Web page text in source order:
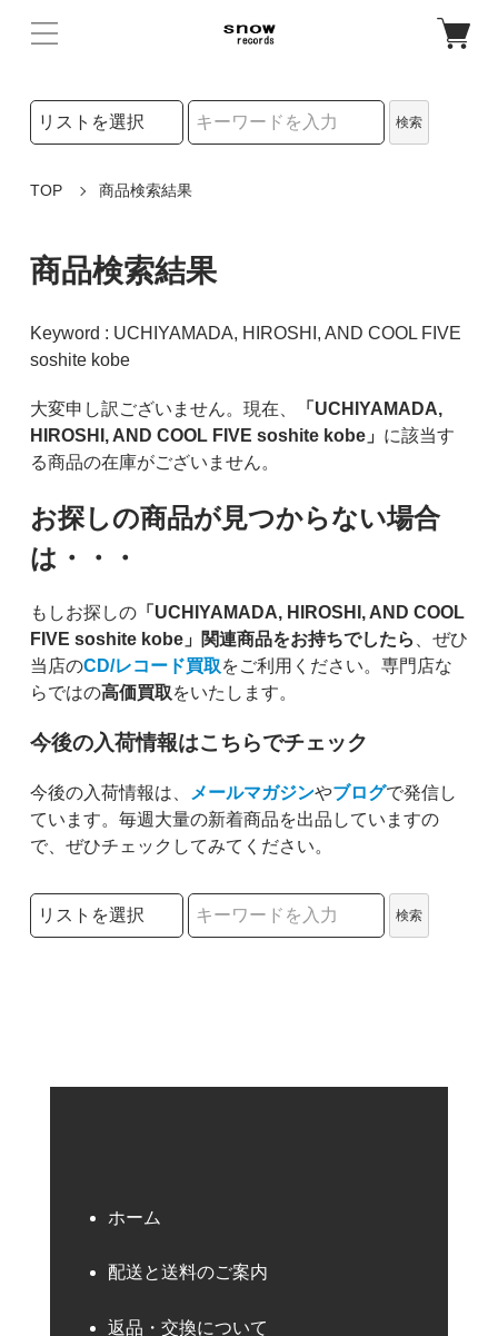
検索リストの選択
検索
TOP 商品検索結果
商品検索結果
Keyword : UCHIYAMADA, HIROSHI, AND COOL FIVE
soshite kobe
大変申し訳ございません。現在、
「UCHIYAMADA,
HIROSHI, AND COOL FIVE soshite kobe」 に該当す
る商品の在庫がございません。
お探しの商品が見つからない場合
は・・・
もしお探しの「UCHIYAMADA, HIROSHI, AND COOL
FIVE soshite kobe」関連商品をお持ちでしたら 、ぜひ
当店のCD/レコード買取をご利用ください。専門店な
らではの高価買取をいたします。
今後の入荷情報はこちらでチェック
今後の入荷情報は、 メールマガジンやブログで発信し
ています。毎週大量の新着商品を出品していますの
で、ぜひチェックしてみてください。
検索リストの選択
検索
ホーム
配送と送料のご案内
返品・交換について